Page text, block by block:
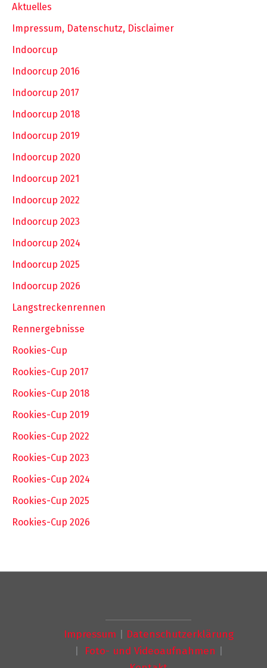
Aktuelles
Impressum, Datenschutz, Disclaimer
Indoorcup
Indoorcup 2016
Indoorcup 2017
Indoorcup 2018
Indoorcup 2019
Indoorcup 2020
Indoorcup 2021
Indoorcup 2022
Indoorcup 2023
Indoorcup 2024
Indoorcup 2025
Indoorcup 2026
Langstreckenrennen
Rennergebnisse
Rookies-Cup
Rookies-Cup 2017
Rookies-Cup 2018
Rookies-Cup 2019
Rookies-Cup 2022
Rookies-Cup 2023
Rookies-Cup 2024
Rookies-Cup 2025
Rookies-Cup 2026
Impressum
Datenschutzerklärung
Foto- und Videoaufnahmen